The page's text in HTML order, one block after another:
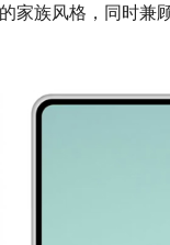
族风格，同时兼